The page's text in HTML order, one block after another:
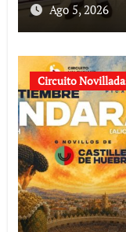
Ago 5, 2026
Circuito